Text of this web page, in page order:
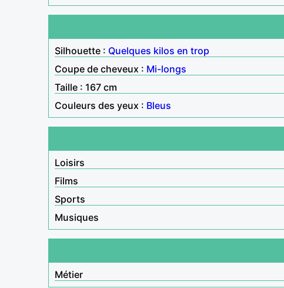
Silhouette : Quelques kilos en trop
Coupe de cheveux : Mi-longs
Taille : 167 cm
Couleurs des yeux : Bleus
Loisirs
Films
Sports
Musiques
Métier